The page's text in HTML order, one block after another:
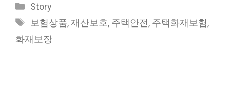
Categories
Story
Tags
보험상품,재산보호, 주택안전, 주택화재보험,
화재보장